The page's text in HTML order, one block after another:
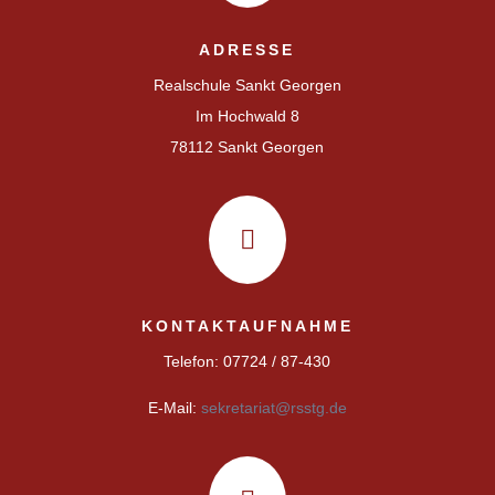
ADRESSE
Realschule Sankt Georgen
Im Hochwald 8
78112 Sankt Georgen

KONTAKTAUFNAHME
Telefon: 07724 / 87-430
E-Mail: sekretariat@rsstg.de